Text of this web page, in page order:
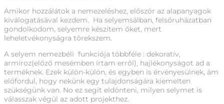
Amikor hozzálátok a nemezeléshez, először az alapanyagok
kiválogatásával kezdem. Ha selyemsálban, felsőruházatban
gondolkodom, selyemre készítem őket, mert
leheletvékonyságra törekszem.
A selyem nemezbéli funkciója többféle : dekoratív,
armíroz(előző mesémben írtam erről), hajlékonyságot ad a
terméknek. Ezek külön-külön, és egyben is érvényesülnek, ám
előfordul, hogy nekünk egy tulajdonságára kiemelten
szükségünk van. No ez segít eldönteni, milyen selymet is
válasszak végül az adott projekthez.